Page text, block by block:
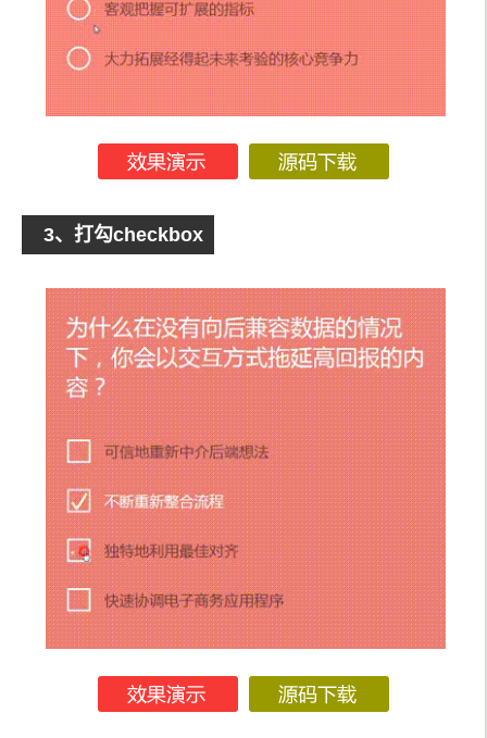
}
function controlCheckbox(el, type, svgDef)
{
var svg = createSVGEl(svgDef);
el.parentNode . appendChild( svg);
el.addEventListener('change', function()
{
if (el.checked
{
}
else
{
}
});
}
checkbxsCross.forEach(function(el, i)
{
controlCheckbox(el, 'cross');
});
function draw(el, type)
{
var paths = [],
pathDef,
animDef,
svg = el.parentNode.querySelector('svg');
switch (type)
{
case 'cross':
pathDef = pathDefs.cross;
animDef = animDefs.cross;
paths. push (document createElementNS
'http://w
3、打勾checkbox